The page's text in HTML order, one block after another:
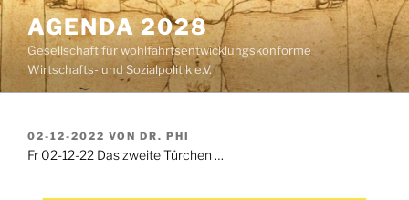
Zum
Inhalt
springen
AGENDA 2028
Gesellschaft für wohlfahrtsentwicklungskonforme
Wirtschafts- und Sozialpolitik e.V.
VERÖFFENTLICHT
AM
02-12-2022 VON DR. PHI
Fr 02-12-22 Das zweite Türchen …